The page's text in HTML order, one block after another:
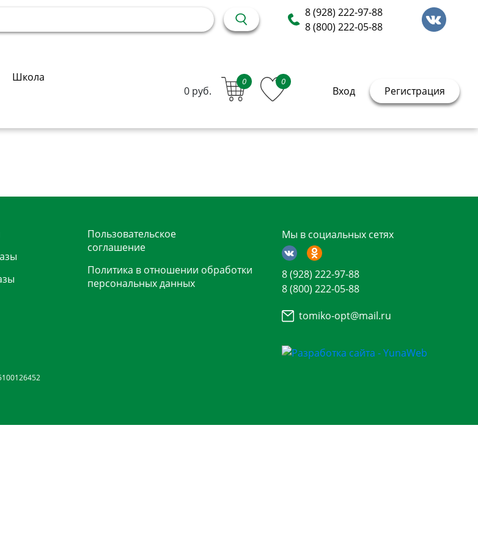
8 (928) 222-97-88
8 (800) 222-05-88
Школа
0 руб.
0 0
Вход Регистрация
Пользовательское
соглашение
Политика в отношении обработки
персональных данных
Мы в социальных сетях
8 (928) 222-97-88
8 (800) 222-05-88
tomiko-opt@mail.ru